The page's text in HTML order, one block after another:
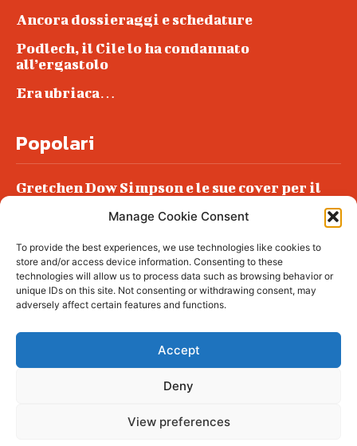
Manage Cookie Consent
To provide the best experiences, we use technologies like cookies to
store and/or access device information. Consenting to these
technologies will allow us to process data such as browsing behavior or
unique IDs on this site. Not consenting or withdrawing consent, may
adversely affect certain features and functions.
Accept
Deny
View preferences
Ancora dossieraggi e schedature
Podlech, il Cile lo ha condannato
all’ergastolo
Era ubriaca…
Popolari
Gretchen Dow Simpson e le sue cover per il
Podlech, il Cile lo ha condannato
all’ergastolo
Era ubriaca…
© tagDiv - All rights reserved. Made with
complete News Portal about living, lifestyle,
fashion and wellness. Take your time and